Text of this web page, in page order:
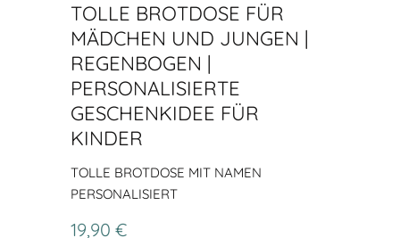
TOLLE BROTDOSE FÜR
MÄDCHEN UND JUNGEN |
REGENBOGEN |
PERSONALISIERTE
GESCHENKIDEE FÜR
KINDER
TOLLE BROTDOSE MIT NAMEN
PERSONALISIERT
19,90 €